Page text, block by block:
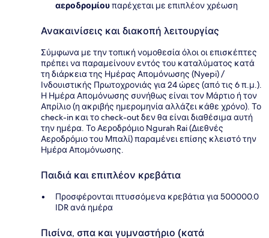
αεροδρομίουπαρέχεται με επιπλέον χρέωση
Ανακαινίσεις και διακοπή λειτουργίας
Σύμφωνα με την τοπική νομοθεσία όλοι οι επισκέπτες
πρέπει να παραμείνουν εντός του καταλύματος κατά
τη διάρκεια της Ημέρας Απομόνωσης (Nyepi) /
Ινδουιστικής Πρωτοχρονιάς για 24 ώρες (από τις 6 π.μ.).
Η Ημέρα Απομόνωσης συνήθως είναι τον Μάρτιο ή τον
Απρίλιο (η ακριβής ημερομηνία αλλάζει κάθε χρόνο). Το
check-in και το check-out δεν θα είναι διαθέσιμα αυτή
την ημέρα. Το Αεροδρόμιο Ngurah Rai (Διεθνές
Αεροδρόμιο του Μπαλί) παραμένει επίσης κλειστό την
Ημέρα Απομόνωσης.
Παιδιά και επιπλέον κρεβάτια
Προσφέρονται πτυσσόμενα κρεβάτια για 500000.0
IDR ανά ημέρα
Πισίνα, σπα και γυμναστήριο (κατά